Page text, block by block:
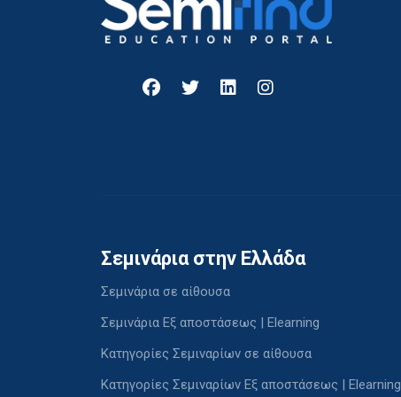
Σεμινάρια στην Ελλάδα
Σεμινάρια σε αίθουσα
Σεμινάρια Εξ αποστάσεως | Elearning
Κατηγορίες Σεμιναρίων σε αίθουσα
Κατηγορίες Σεμιναρίων Εξ αποστάσεως | Elearning